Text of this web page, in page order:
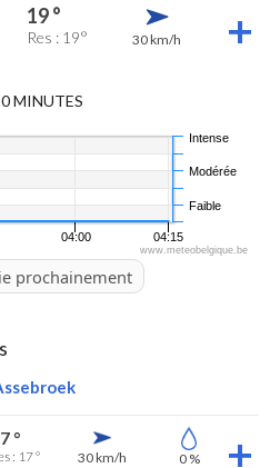
19 °
Res : 19° 30 km/h
MINUTES
04:00 04:15
Faible
Modérée
Intense
www.meteobelgique.be
prochainement
°
: 17 ° 30 km/h 0 %